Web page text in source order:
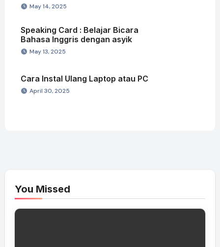
May 14, 2025
Speaking Card : Belajar Bicara
Bahasa Inggris dengan asyik
May 13, 2025
Cara Instal Ulang Laptop atau PC
April 30, 2025
You Missed